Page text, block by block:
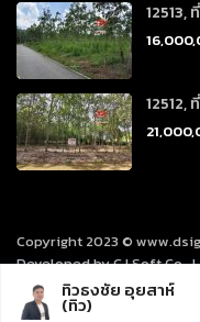
12513,
12512,
Copyright 2023 ©
Developed by CJ Soft Co.,
นโยบายคุ้มครองข้อมูลส่วนบุคค
ทิวธงชัย อุยสาห์
(ทิว)